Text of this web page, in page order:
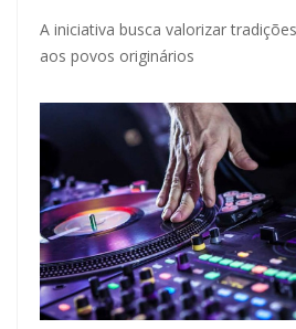
A iniciativa busca valorizar
aos povos originários